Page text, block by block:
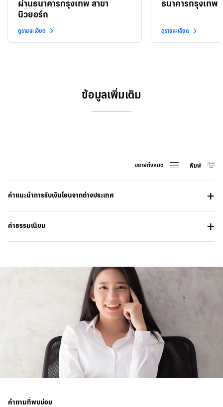
ผ่านธนาคารกรุงเทพ สาขา
นิวยอร์ก
ดูรายละเอียด
ธนาคารกรุงเทพ
ดูรายละเอียด
ข้อมูลเพิ่มเติม
ขยายทั้งหมด พิมพ์
คำแนะนำการรับเงินโอนจากต่างประเทศ
ค่าธรรมเนียม
คำถามที่พบบ่อย